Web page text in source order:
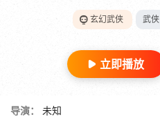
玄幻武侠 武侠
立即播放
导演：
未知